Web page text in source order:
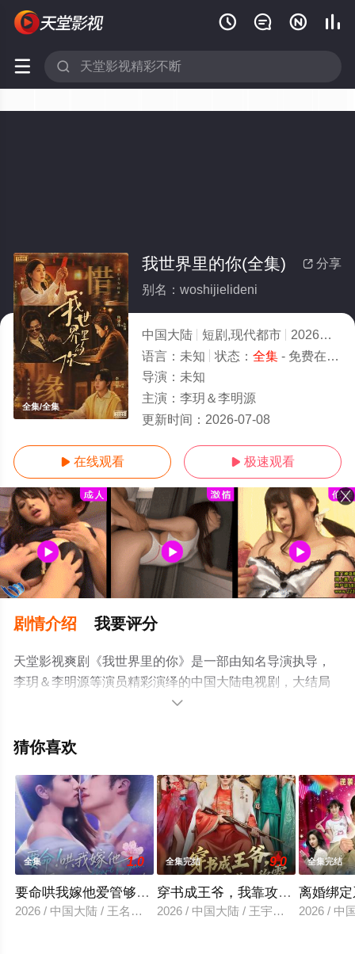
   
 
全集/全集
 分享
我世界里的你(全集)
别名：woshijielideni
中国大陆 短剧,现代都市 2026
4.0
语言： 未知 状态： 全集- 免费在线观看
导演： 未知
主演： 李玥＆李明源
更新时间： 2026-07-08
 在线观看  极速观看
剧情介绍 我要评分
天堂影视爽剧《我世界里的你》是一部由知名导演执导，
李玥＆李明源等演员精彩演绎的中国大陆电视剧，大结局
剧情已揭晓（全集），手机免费观看高清无删减完整版电
视剧、电视猫或剧情网等平台了解。

猜你喜欢
全集 1.0
要命哄我嫁他爱管够钱也管够
2026 / 中国大陆 / 王名扬＆董瑗宁
全集完结 9.0
穿书成王爷，我靠攻略女主称王
2026 / 中国大陆 / 王宇峰＆廖芯
全集完结
离婚绑
2026 / 中